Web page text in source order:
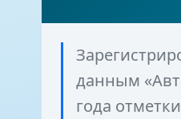
данным
года